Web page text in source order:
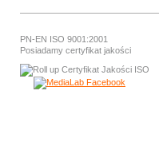
PN-EN ISO 9001:2001
Posiadamy certyfikat jakości